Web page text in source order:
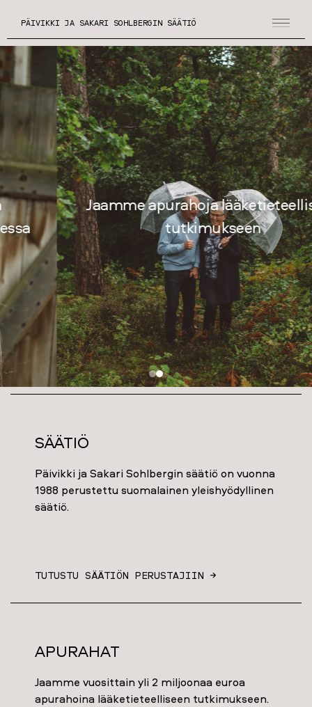
PÄIVIKKI JA SAKARI SOHLBERGIN SÄÄTIÖ
Jaamme apurahoja lääketieteelliseen
tutkimukseen
Säätiö
Päivikki ja Sakari Sohlbergin säätiö on vuonna
1988 perustettu suomalainen yleishyödyllinen
säätiö.
TUTUSTU SÄÄTIÖN PERUSTAJIIN →
Apurahat
Jaamme vuosittain yli 2 miljoonaa euroa
apurahoina lääketieteelliseen tutkimukseen.